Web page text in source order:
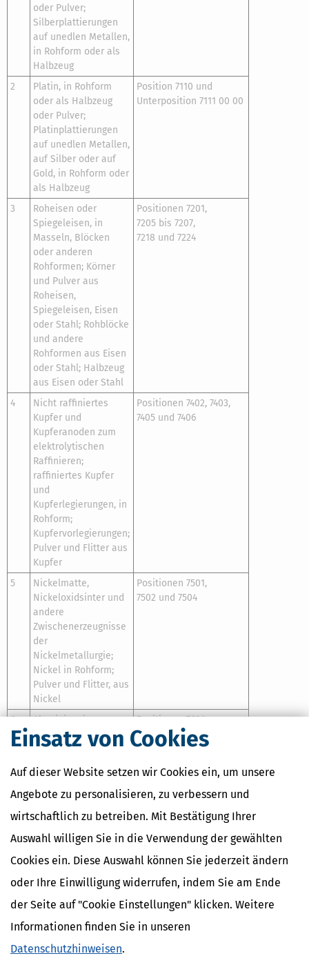
Einsatz von Cookies
Auf dieser Website setzen wir Cookies ein, um unsere
Angebote zu personalisieren, zu verbessern und
wirtschaftlich zu betreiben. Mit Bestätigung Ihrer
Auswahl willigen Sie in die Verwendung der gewählten
Cookies ein. Diese Auswahl können Sie jederzeit ändern
oder Ihre Einwilligung widerrufen, indem Sie am Ende
der Seite auf "Cookie Einstellungen" klicken. Weitere
Informationen finden Sie in unseren
Datenschutzhinweisen.
oder Pulver;
Silberplattierungen
auf unedlen Metallen,
in Rohform oder als
Halbzeug
2
Platin, in Rohform
oder als Halbzeug
oder Pulver;
Platinplattierungen
auf unedlen Metallen,
auf Silber oder auf
Gold, in Rohform oder
als Halbzeug
Position 7110 und
Unterposition 7111 00 00
3
Roheisen oder
Spiegeleisen, in
Masseln, Blöcken
oder anderen
Rohformen; Körner
und Pulver aus
Roheisen,
Spiegeleisen, Eisen
oder Stahl; Rohblöcke
und andere
Rohformen aus Eisen
oder Stahl; Halbzeug
aus Eisen oder Stahl
Positionen 7201,
7205 bis 7207,
7218 und 7224
4
Nicht raffiniertes
Kupfer und
Kupferanoden zum
elektrolytischen
Raffinieren;
raffiniertes Kupfer
und
Kupferlegierungen, in
Rohform;
Kupfervorlegierungen;
Pulver und Flitter aus
Kupfer
Positionen 7402, 7403,
7405 und 7406
5
Nickelmatte,
Nickeloxidsinter und
andere
Zwischenerzeugnisse
der
Nickelmetallurgie;
Nickel in Rohform;
Pulver und Flitter, aus
Nickel
Positionen 7501,
7502 und 7504
6
Aluminium in
Rohform; Pulver und
Flitter, aus Aluminium
Positionen 7601
und 7603
7
Blei in Rohform;
Blei
Position 7801; aus
8
Zink in Rohform;
Staub, Pulver und
Flitter, aus Zink
Positionen 7901
und 7903
10
Andere unedle
Metalle in Rohform
aus Positionen 8101
bis 8112